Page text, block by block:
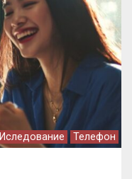
Иследование Телефон